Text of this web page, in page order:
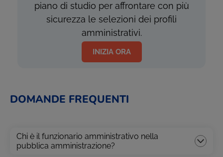
piano di studio per affrontare con più
sicurezza le selezioni dei profili
amministrativi.
INIZIA ORA
DOMANDE FREQUENTI
Chi è il funzionario amministrativo nella
pubblica amministrazione?